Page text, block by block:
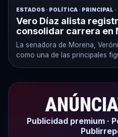
ESTADOS · POLÍTICA · PRINCIPAL
Vero Díaz alista
consolidar carrera en
La senadora de Morena,
como una de las principales
Publicidad premium ·